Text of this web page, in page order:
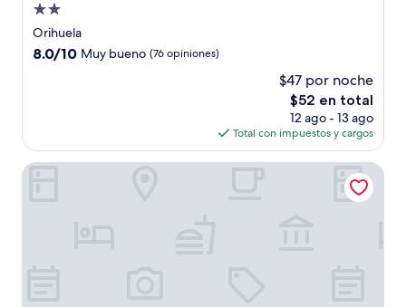
Propiedad
de
2.0
Orihuela
8.0
opiniones)
8.0/10 Muy bueno (76 opiniones)
$47 por noche
El
precio
actual
es
de
$52 en total
12 ago - 13 ago
Total con impuestos y cargos
Sercotel Palacio de Tudemir